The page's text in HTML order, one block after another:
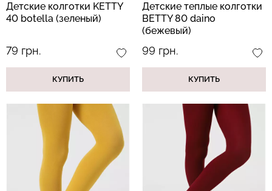
Детские колготки KETTY
40 botella (зеленый)
79 грн.
КУПИТЬ
Детские теплые колготки
BETTY 80 daino
(бежевый)
99 грн.
КУПИТЬ